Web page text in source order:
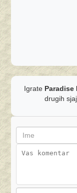
Igrate Paradise
drugih